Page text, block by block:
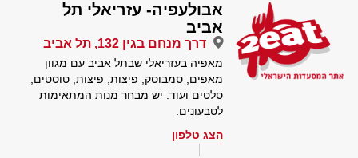
אבולעפיה- עזריאלי תל
אביב
דרך מנחם בגין 132, תל אביב
מאפיה בעזריאלי שבתל אביב עם מגוון
מאפים, סמבוסק, פיצות, פיצות, טוסטים,
סלטים ועוד. יש מבחר מנות המתאימות
לטבעונים.
הצג טלפון